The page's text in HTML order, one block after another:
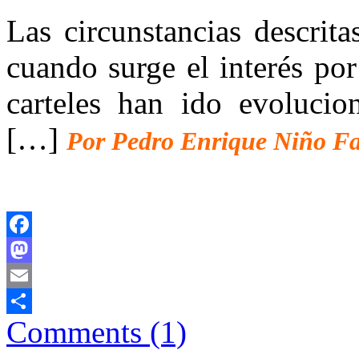
Las circunstancias
cuando surge el interés
carteles han ido
[…] Por Pedro Enrique Niño
Facebook
Mastodon
Email
Comparteix
Comments (1)